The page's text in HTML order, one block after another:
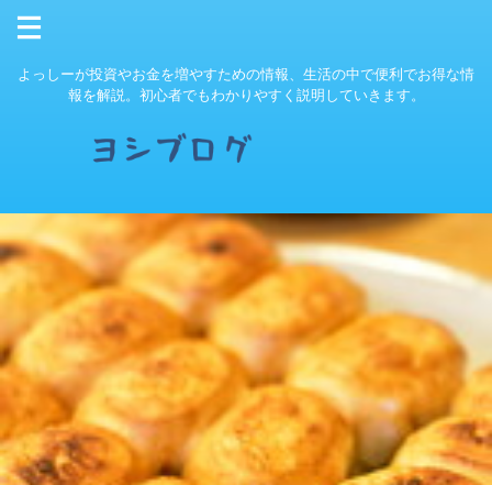
よっしーが投資やお金を増やすための情報、生活の中で便利でお得な情
報を解説。初心者でもわかりやすく説明していきます。